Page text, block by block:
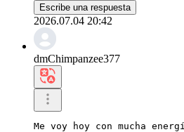
Escribe una respuesta
2026.07.04 20:42
dmChimpanzee377
Me voy hoy con mucha